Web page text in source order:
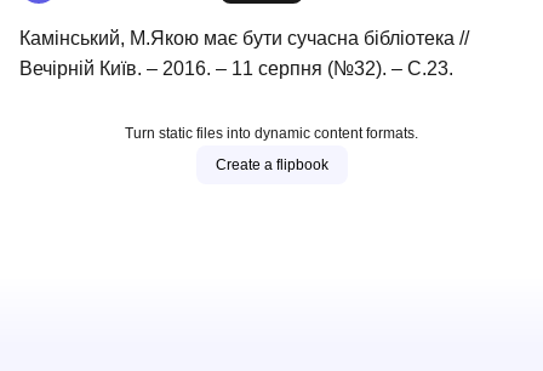
Камінський, М.Якою має бути сучасна бібліотека //
Вечірній Київ. – 2016. – 11 серпня (№32). – С.23.
Turn static files into dynamic content formats.
Create a flipbook